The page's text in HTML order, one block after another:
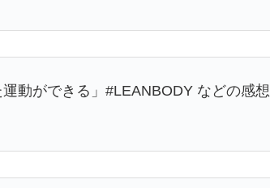
動ができる」#LEANBODY などの感想